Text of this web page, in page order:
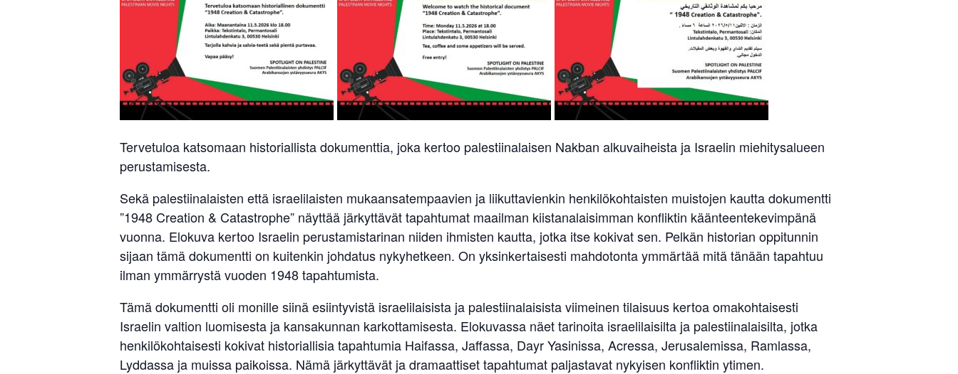
Tervetuloa katsomaan historiallista dokumenttia, joka kertoo palestiinalaisen Nakban alkuvaiheista ja Israelin miehitysalueen
perustamisesta.
Sekä palestiinalaisten että israelilaisten mukaansatempaavien ja liikuttavienkin henkilökohtaisten muistojen kautta dokumentti
”1948 Creation & Catastrophe” näyttää järkyttävät tapahtumat maailman kiistanalaisimman konfliktin käänteentekevimpänä
vuonna. Elokuva kertoo Israelin perustamistarinan niiden ihmisten kautta, jotka itse kokivat sen. Pelkän historian oppitunnin
sijaan tämä dokumentti on kuitenkin johdatus nykyhetkeen. On yksinkertaisesti mahdotonta ymmärtää mitä tänään tapahtuu
ilman ymmärrystä vuoden 1948 tapahtumista.
Tämä dokumentti oli monille siinä esiintyvistä israelilaisista ja palestiinalaisista viimeinen tilaisuus kertoa omakohtaisesti
Israelin valtion luomisesta ja kansakunnan karkottamisesta. Elokuvassa näet tarinoita israelilaisilta ja palestiinalaisilta, jotka
henkilökohtaisesti kokivat historiallisia tapahtumia Haifassa, Jaffassa, Dayr Yasinissa, Acressa, Jerusalemissa, Ramlassa,
Lyddassa ja muissa paikoissa. Nämä järkyttävät ja dramaattiset tapahtumat paljastavat nykyisen konfliktin ytimen.